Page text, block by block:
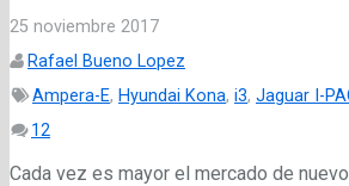
25 noviembre 2017
Rafael Bueno Lopez
Ampera-E, Hyundai Kona, i3, Jaguar I-
12
Cada vez es mayor el mercado de